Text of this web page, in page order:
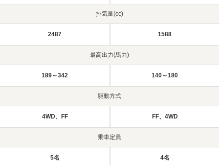
排気量(cc)
2487 1588
最高出力(馬力)
189～342 140～180
駆動方式
4WD、FF FF、4WD
乗車定員
5名 4名